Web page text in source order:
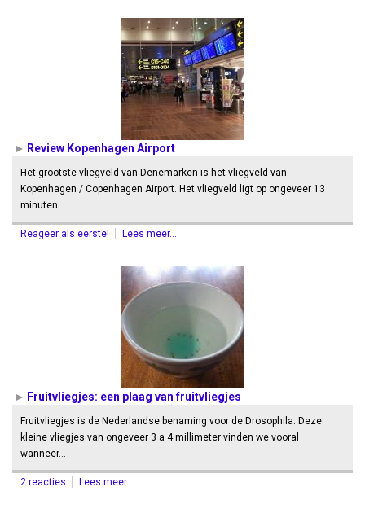
Review Kopenhagen Airport
Het grootste vliegveld van Denemarken is het vliegveld van
Kopenhagen / Copenhagen Airport. Het vliegveld ligt op ongeveer 13
minuten…
Reageer als eerste! Lees meer...
Fruitvliegjes: een plaag van fruitvliegjes
Fruitvliegjes is de Nederlandse benaming voor de Drosophila. Deze
kleine vliegjes van ongeveer 3 a 4 millimeter vinden we vooral
wanneer…
2 reacties Lees meer...